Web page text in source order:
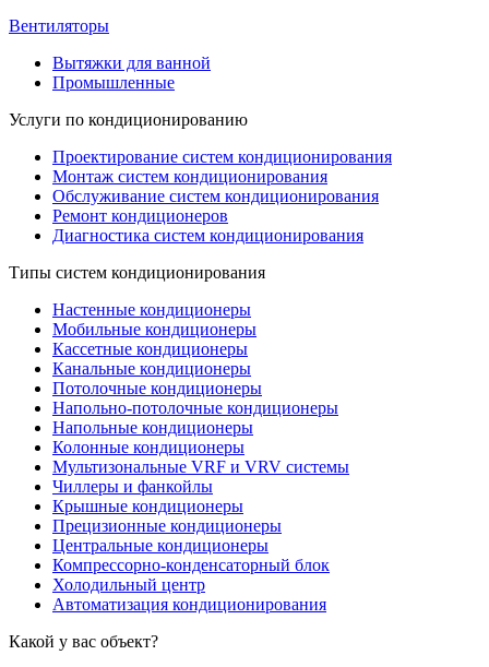
Вентиляторы
Вытяжки для ванной
Промышленные
Услуги по кондиционированию
Проектирование систем кондиционирования
Монтаж систем кондиционирования
Обслуживание систем кондиционирования
Ремонт кондиционеров
Диагностика систем кондиционирования
Типы систем кондиционирования
Настенные кондиционеры
Мобильные кондиционеры
Кассетные кондиционеры
Канальные кондиционеры
Потолочные кондиционеры
Напольно-потолочные кондиционеры
Напольные кондиционеры
Колонные кондиционеры
Мультизональные VRF и VRV системы
Чиллеры и фанкойлы
Крышные кондиционеры
Прецизионные кондиционеры
Центральные кондиционеры
Компрессорно-конденсаторный блок
Холодильный центр
Автоматизация кондиционирования
Какой у вас объект?